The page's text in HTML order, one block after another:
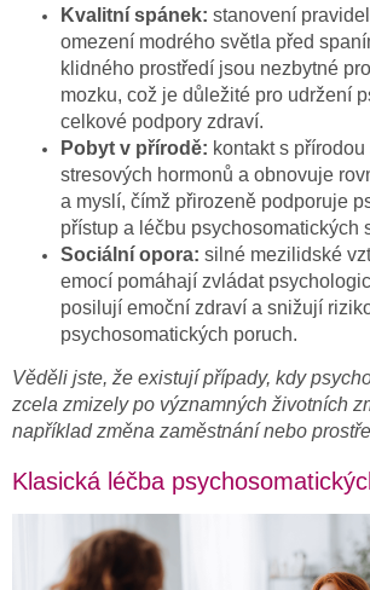
Kvalitní spánek: stanovení
omezení modrého světla před
klidného prostředí jsou nezbytné
mozku, což je důležité pro udržení
celkové podpory zdraví.
Pobyt v přírodě: kontakt s
stresových hormonů a obnovuje
a myslí, čímž přirozeně podporuje
přístup a léčbu psychosomatických
Sociální opora: silné mezilidské
emocí pomáhají zvládat
posilují emoční zdraví a snižují
psychosomatických poruch.
Věděli jste, že existují případy, kdy
zcela zmizely po významných životních
například změna zaměstnání nebo
Klasická léčba